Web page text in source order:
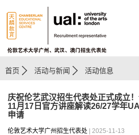
首页 活动与新闻 活动信息
庆祝伦艺武汉招生代表处正式成立
11月17日官方讲座解读26/27学年
申请
伦敦艺术大学广州招生代表处 | 2025-11-13